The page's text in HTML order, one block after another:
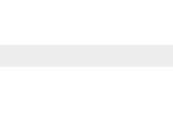
要害羞，可以随意下单。一